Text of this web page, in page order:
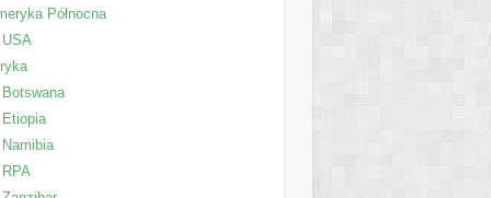
Północna
USA
Botswana
Etiopia
Namibia
RPA